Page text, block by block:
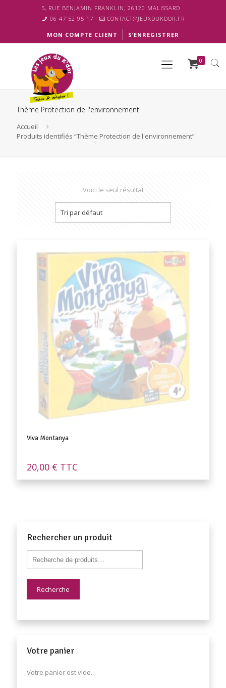
5, RUE BENJAMIN FRANKLIN, 26120 MALISSARD
06 47 52 95 17
CONTACT@JEUXDUKDOR.FR
MON COMPTE CLIENT S’ENREGISTRER
0
Thème Protection de l'environnement
Accueil
Produits identifiés “Thème Protection de l'environnement”
Voici le seul résultat
Viva Montanya
20,00 € TTC
Rechercher un produit
Recherche
Votre panier
Votre panier est vide.